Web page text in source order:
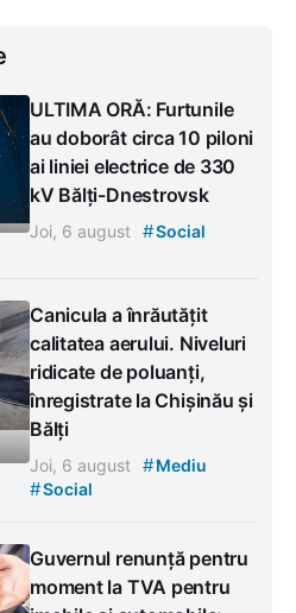
ULTIMA ORĂ: Furtunile
au doborât circa 10 piloni
ai liniei electrice de 330
kV Bălți-Dnestrovsk
Joi, 6 august #Social
Canicula a înrăutățit
calitatea aerului. Niveluri
ridicate de poluanți,
înregistrate la Chișinău și
Bălți
Joi, 6 august #Mediu
#Social
Guvernul renunță pentru
moment la TVA pentru